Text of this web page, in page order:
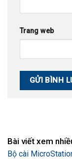
Trang web
Bài viết xem
Bộ cài